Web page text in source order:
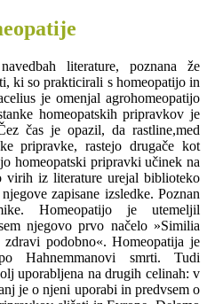
literature, poznana že
ki so prakticirali s homeopatijo in
je omenjal agrohomeopatijo
homeopatskih pripravkov je
čas je opazil, da rastline,med
pripravke, rastejo drugače kot
homeopatski pripravki učinek na
virih iz literature urejal biblioteko
zapisane izsledke. Poznan
Homeopatijo je utemeljil
njegovo prvo načelo »Similia
podobno«. Homeopatija je
Hahnemmanovi smrti. Tudi
uporabljena na drugih celinah: v
je o njeni uporabi in predvsem o